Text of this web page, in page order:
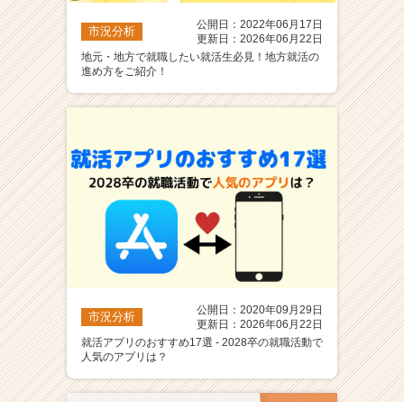
市況分析
公開日：2022年06月17日
更新日：2026年06月22日
地元・地方で就職したい就活生必見！地方就活の
進め方をご紹介！
市況分析
公開日：2020年09月29日
更新日：2026年06月22日
就活アプリのおすすめ17選 - 2028卒の就職活動で
人気のアプリは？